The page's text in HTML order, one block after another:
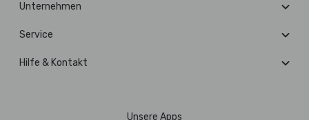
Unternehmen
Service
Hilfe & Kontakt
Unsere Apps